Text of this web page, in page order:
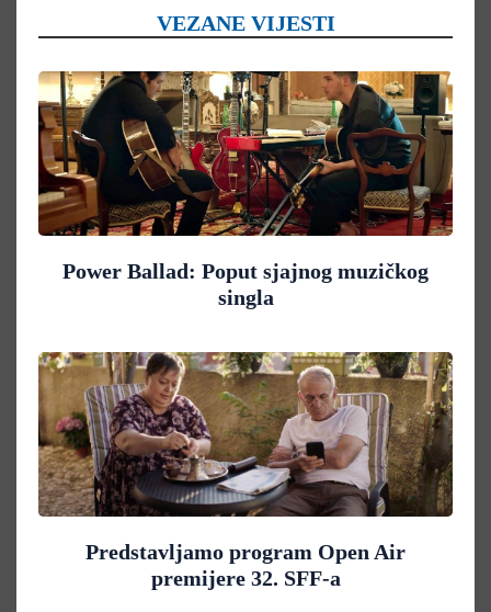
VEZANE VIJESTI
Power Ballad: Poput sjajnog muzičkog
singla
Predstavljamo program Open Air
premijere 32. SFF-a